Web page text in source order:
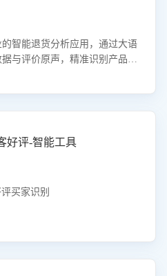
智能退货分析应用，通过大语
与评价原声，精准识别产品质
驱动产品迭代，从根本上降低
好评-智能工具
买家识别